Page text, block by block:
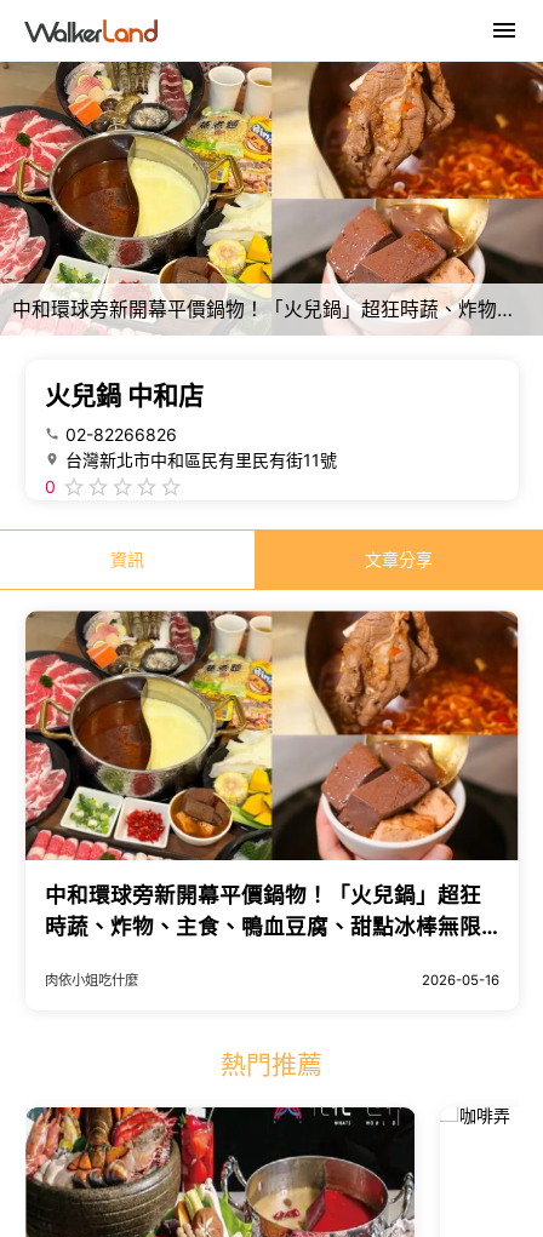
中和環球旁新開幕平價鍋物！「火兒鍋」超狂時蔬、炸物、主食、鴨血豆腐、甜點冰棒無限吃到飽。
火兒鍋 中和店
02-82266826
台灣新北市中和區民有里民有街11號
0
資訊 文章分享
中和環球旁新開幕平價鍋物！「火兒鍋」超狂
時蔬、炸物、主食、鴨血豆腐、甜點冰棒無限
肉依小姐吃什麼 2026-05-16
熱門推薦